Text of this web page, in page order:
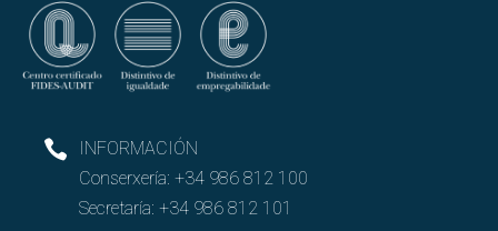
INFORMACIÓN
Conserxería: +34 986 812 100
Secretaría: +34 986 812 101